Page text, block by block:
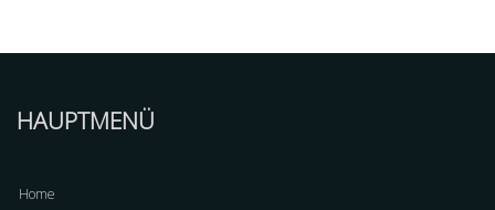
HAUPTMENÜ
Home